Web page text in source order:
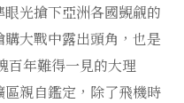
光搶下亞洲各國覬覦的
大戰中露出頭角，也是
百年難得一見的大理
親自鑑定，除了飛機時